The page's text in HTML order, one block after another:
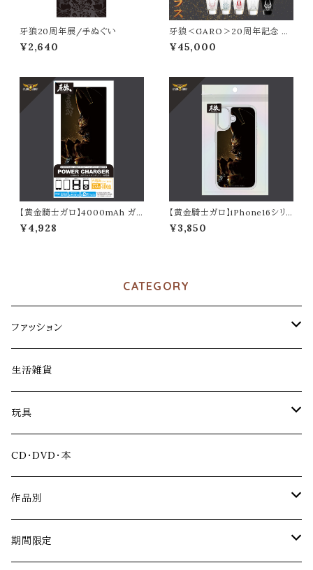
牙狼20周年展/手ぬぐい
¥2,640
牙狼＜GARO＞20周年記念 シ
ョットグラス
¥45,000
【黄金騎士ガロ】4000mAh ガラ
スリチウムイオンポリマー充電器
2.1A
¥4,928
【黄金騎士ガロ】iPhone16シリ
ーズ対応クリアケース
¥3,850
CATEGORY
ファッション
アパレル
ファッション雑貨
生活雑貨
玩具
アクリルスタンド
ソフビ
CD・DVD・本
作品別
冴島家シリーズ
期間限定